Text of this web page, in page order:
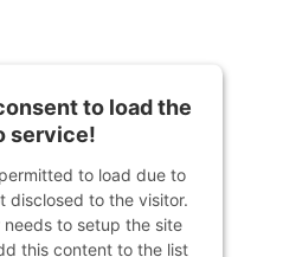
to load the
service!
to load due to
disclosed to the visitor.
to setup the site
this content to the list